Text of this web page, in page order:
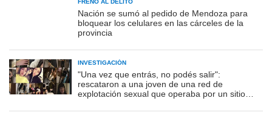
Nación se sumó al pedido de Mendoza para
bloquear los celulares en las cárceles de la
provincia
INVESTIGACIÓN
"Una vez que entrás, no podés salir":
rescataron a una joven de una red de
explotación sexual que operaba por un sitio